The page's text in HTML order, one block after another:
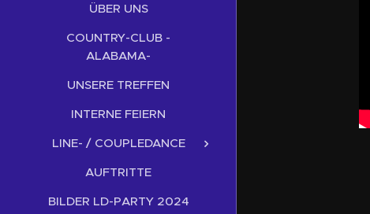
ÜBER UNS
COUNTRY-CLUB -
ALABAMA-
UNSERE TREFFEN
INTERNE FEIERN
LINE- / COUPLEDANCE
AUFTRITTE
BILDER LD-PARTY 2024